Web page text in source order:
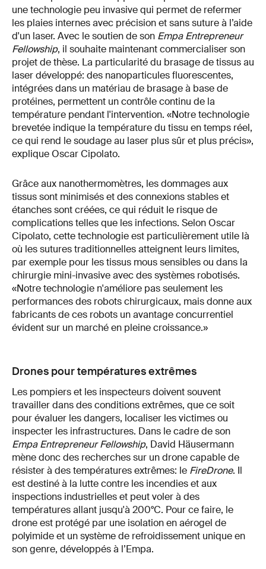
une technologie peu invasive qui permet de refermer
les plaies internes avec précision et sans suture à l’aide
d'un laser. Avec le soutien de son Empa Entrepreneur
Fellowship, il souhaite maintenant commercialiser son
projet de thèse. La particularité du brasage de tissus au
laser développé: des nanoparticules fluorescentes,
intégrées dans un matériau de brasage à base de
protéines, permettent un contrôle continu de la
température pendant l'intervention. «Notre technologie
brevetée indique la température du tissu en temps réel,
ce qui rend le soudage au laser plus sûr et plus précis»,
explique Oscar Cipolato.
Grâce aux nanothermomètres, les dommages aux
tissus sont minimisés et des connexions stables et
étanches sont créées, ce qui réduit le risque de
complications telles que les infections. Selon Oscar
Cipolato, cette technologie est particulièrement utile là
où les sutures traditionnelles atteignent leurs limites,
par exemple pour les tissus mous sensibles ou dans la
chirurgie mini-invasive avec des systèmes robotisés.
«Notre technologie n'améliore pas seulement les
performances des robots chirurgicaux, mais donne aux
fabricants de ces robots un avantage concurrentiel
évident sur un marché en pleine croissance.»
Drones pour températures extrêmes
Les pompiers et les inspecteurs doivent souvent
travailler dans des conditions extrêmes, que ce soit
pour évaluer les dangers, localiser les victimes ou
inspecter les infrastructures. Dans le cadre de son
Empa Entrepreneur Fellowship, David Häusermann
mène donc des recherches sur un drone capable de
résister à des températures extrêmes: le FireDrone. Il
est destiné à la lutte contre les incendies et aux
inspections industrielles et peut voler à des
températures allant jusqu'à 200°C. Pour ce faire, le
drone est protégé par une isolation en aérogel de
polyimide et un système de refroidissement unique en
son genre, développés à l’Empa.